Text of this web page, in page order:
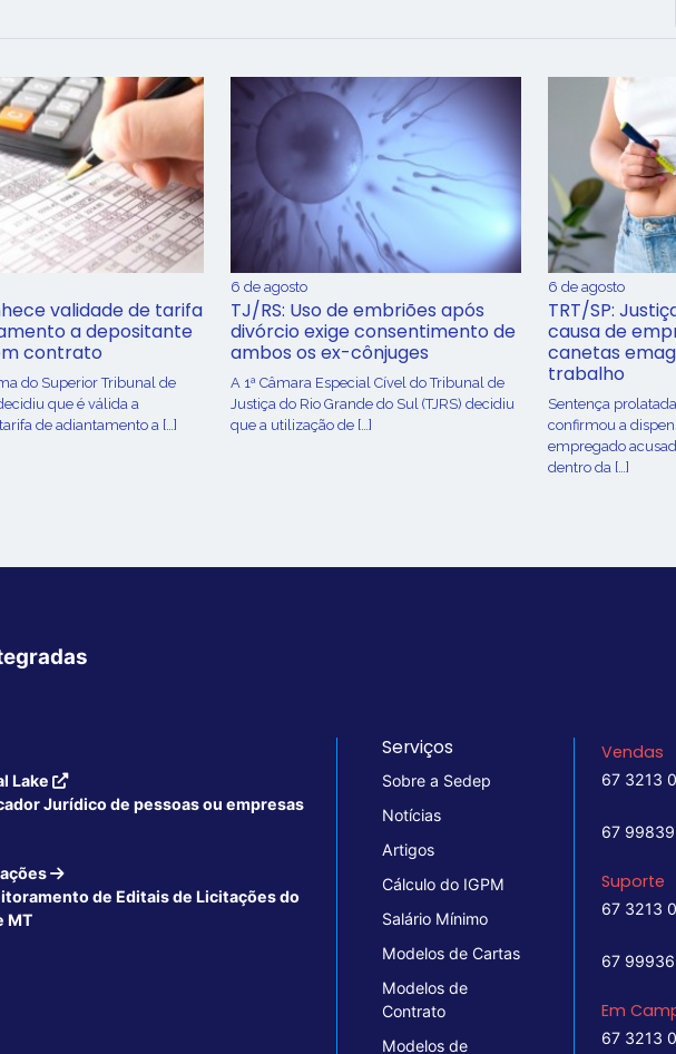
validade de tarifa
a depositante
contrato
do Superior Tribunal de
que é válida a
de adiantamento a […]
6 de agosto
TJ/RS: Uso de embriões após
divórcio exige consentimento de
ambos os ex-cônjuges
A 1ª Câmara Especial Cível do Tribunal de
Justiça do Rio Grande do Sul (TJRS) decidiu
que a utilização de […]
6 de agosto
TRT/SP:
causa de
canetas
trabalho
Sentença
confirmou a
empregado
dentro da […]
Lake
Jurídico de pessoas ou empresas
de Editais de Licitações do
MT
Serviços
Sobre a Sedep
Notícias
Artigos
Cálculo do IGPM
Salário Mínimo
Modelos de Cartas
Modelos de
Contrato
Modelos de
Vendas
67 3213
67
Suporte
67 3213
67
Em
67 3213